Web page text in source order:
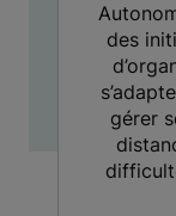
des
gérer